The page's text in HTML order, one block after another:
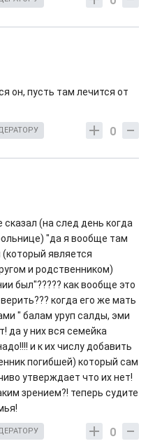
он, пусть там лечится от
0
сказал (на след день когда
"да я вообще там
является
и родственником)
был"????? как вообще это
когда его же мать
" балам уруп салды, эми
да у них вся семейка
и к их числу добавить
погибшей) который сам
утверждает что их нет!
зрением?! теперь судите
0